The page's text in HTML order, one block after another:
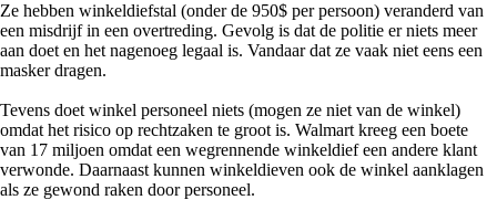
Ze hebben winkeldiefstal (onder de 950$ per persoon) veranderd van
een misdrijf in een overtreding. Gevolg is dat de politie er niets meer
aan doet en het nagenoeg legaal is. Vandaar dat ze vaak niet eens een
masker dragen.
Tevens doet winkel personeel niets (mogen ze niet van de winkel)
omdat het risico op rechtzaken te groot is. Walmart kreeg een boete
van 17 miljoen omdat een wegrennende winkeldief een andere klant
verwonde. Daarnaast kunnen winkeldieven ook de winkel aanklagen
als ze gewond raken door personeel.